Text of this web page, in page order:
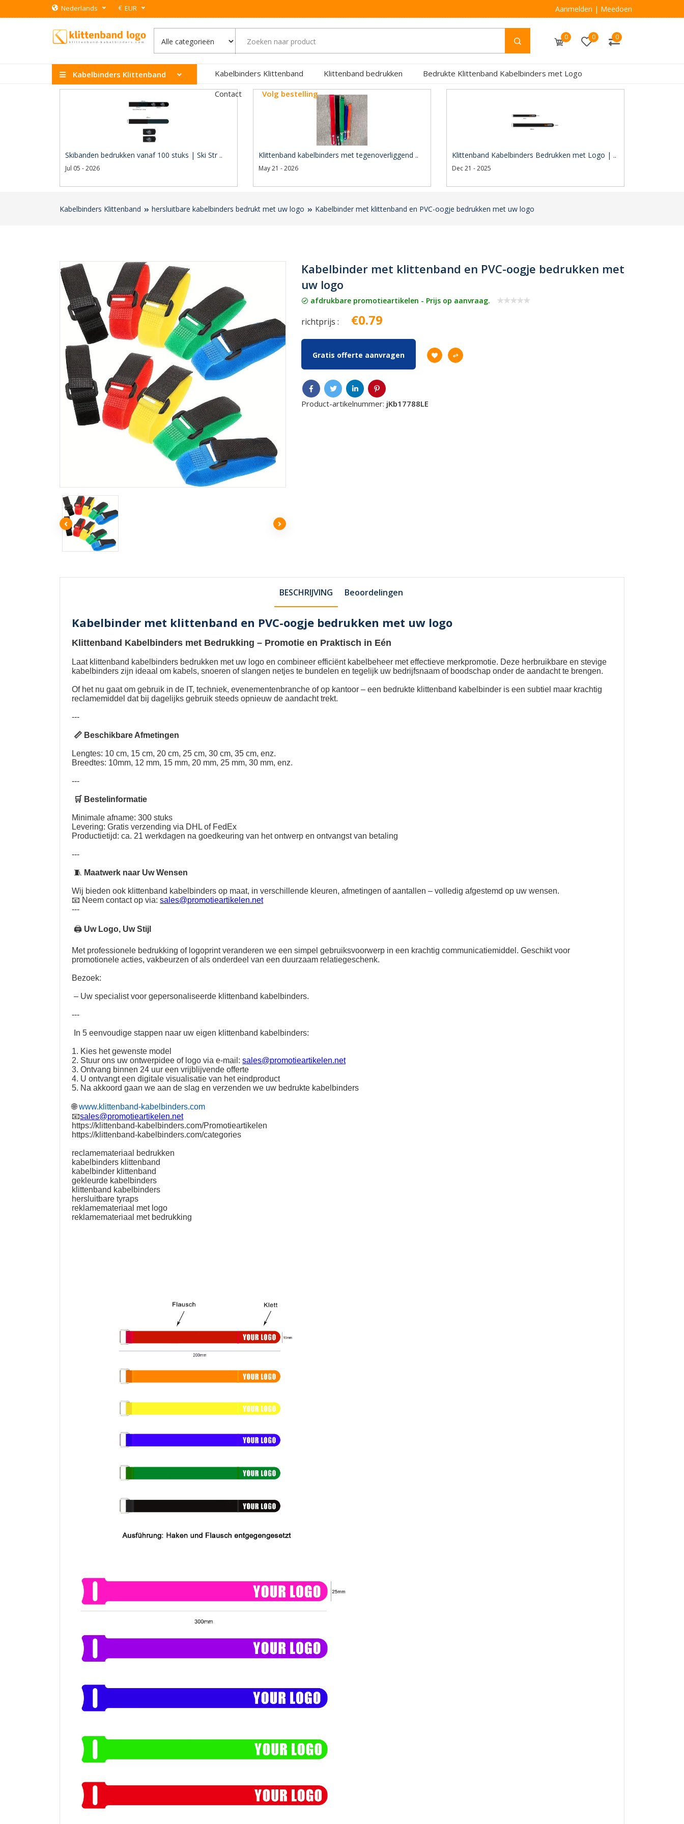
Nederlands € EUR Aanmelden | Meedoen
0 0 0
Kabelbinders Klittenband Kabelbinders Klittenband Klittenband bedrukken
Bedrukte Klittenband Kabelbinders met Logo
Contact
Volg bestelling
Skibanden bedrukken vanaf 100 stuks | Ski Str ..
Jul 05 - 2026
Klittenband kabelbinders met tegenoverliggend ..
May 21 - 2026
Klittenband Kabelbinders Bedrukken met Logo | ..
Dec 21 - 2025
Kabelbinders Klittenband hersluitbare kabelbinders bedrukt met uw logo Kabelbinder met klittenband en PVC-oogje bedrukken met uw logo
Kabelbinder met klittenband en PVC-oogje bedrukken met
uw logo
afdrukbare promotieartikelen - Prijs op aanvraag.
richtprijs : €0.79
Gratis offerte aanvragen
Product-artikelnummer: jKb17788LE
BESCHRIJVING Beoordelingen
Kabelbinder met klittenband en PVC-oogje bedrukken met uw logo
Klittenband Kabelbinders met Bedrukking – Promotie en Praktisch in Eén
Laat klittenband kabelbinders bedrukken met uw logo en combineer efficiënt kabelbeheer met effectieve merkpromotie. Deze herbruikbare en stevige
kabelbinders zijn ideaal om kabels, snoeren of slangen netjes te bundelen en tegelijk uw bedrijfsnaam of boodschap onder de aandacht te brengen.
Of het nu gaat om gebruik in de IT, techniek, evenementenbranche of op kantoor – een bedrukte klittenband kabelbinder is een subtiel maar krachtig
reclamemiddel dat bij dagelijks gebruik steeds opnieuw de aandacht trekt.
---
📏 Beschikbare Afmetingen
Lengtes: 10 cm, 15 cm, 20 cm, 25 cm, 30 cm, 35 cm, enz.
Breedtes: 10mm, 12 mm, 15 mm, 20 mm, 25 mm, 30 mm, enz.
---
🛒 Bestelinformatie
Minimale afname: 300 stuks
Levering: Gratis verzending via DHL of FedEx
Productietijd: ca. 21 werkdagen na goedkeuring van het ontwerp en ontvangst van betaling
---
🧵 Maatwerk naar Uw Wensen
Wij bieden ook klittenband kabelbinders op maat, in verschillende kleuren, afmetingen of aantallen – volledig afgestemd op uw wensen.
📧 Neem contact op via:sales@promotieartikelen.net
---
🖨 Uw Logo, Uw Stijl
Met professionele bedrukking of logoprint veranderen we een simpel gebruiksvoorwerp in een krachtig communicatiemiddel. Geschikt voor
promotionele acties, vakbeurzen of als onderdeel van een duurzaam relatiegeschenk.
Bezoek:
– Uw specialist voor gepersonaliseerde klittenband kabelbinders.
---
In 5 eenvoudige stappen naar uw eigen klittenband kabelbinders:
1. Kies het gewenste model
2. Stuur ons uw ontwerpidee of logo via e-mail:sales@promotieartikelen.net
3. Ontvang binnen 24 uur een vrijblijvende offerte
4. U ontvangt een digitale visualisatie van het eindproduct
5. Na akkoord gaan we aan de slag en verzenden we uw bedrukte kabelbinders
🌐www.klittenband-kabelbinders.com
📧sales@promotieartikelen.net
https://klittenband-kabelbinders.com/Promotieartikelen
https://klittenband-kabelbinders.com/categories
reclamemateriaal bedrukken
kabelbinders klittenband
kabelbinder klittenband
gekleurde kabelbinders
klittenband kabelbinders
hersluitbare tyraps
reklamemateriaal met logo
reklamemateriaal met bedrukking